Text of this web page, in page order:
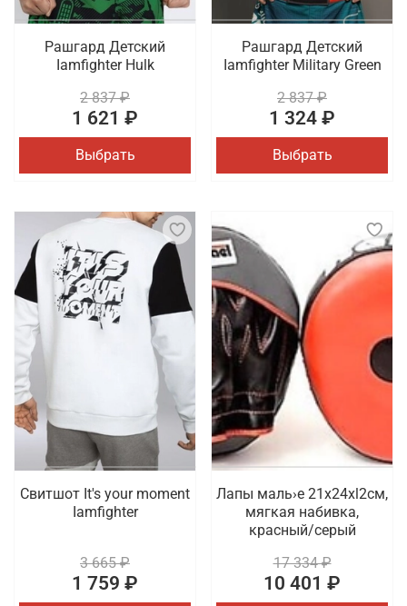
Рашгард Детский
Iamfighter Hulk
2 837 ₽
1 621 ₽
Выбрать
Рашгард Детский
Iamfighter Military Green
2 837 ₽
1 324 ₽
Выбрать
Свитшот It's your moment
Iamfighter
3 665 ₽
1 759 ₽
Лапы маль›е 21x24xl2cм,
мягкая набивка,
красный/серый
17 334 ₽
10 401 ₽